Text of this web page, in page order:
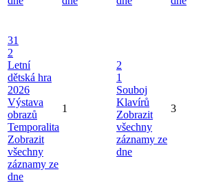
31
2
Letní
dětská hra
2026
Výstava
obrazů
Temporalita
Zobrazit
všechny
záznamy ze
dne
1
2
1
Souboj
Klavírů
Zobrazit
všechny
záznamy ze
dne
3